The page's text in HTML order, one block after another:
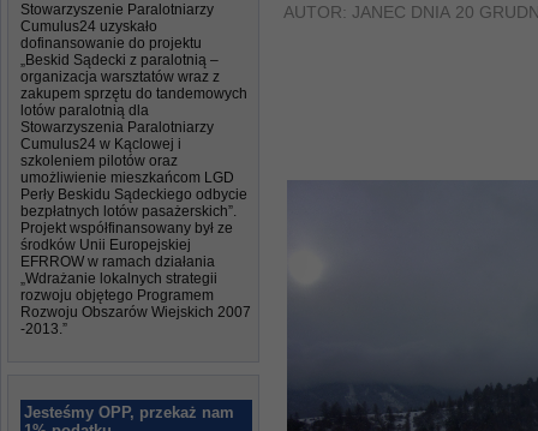
Stowarzyszenie Paralotniarzy
Cumulus24 uzyskało
dofinansowanie do projektu
„Beskid Sądecki z paralotnią –
organizacja warsztatów wraz z
zakupem sprzętu do tandemowych
lotów paralotnią dla
Stowarzyszenia Paralotniarzy
Cumulus24 w Kąclowej i
szkoleniem pilotów oraz
umożliwienie mieszkańcom LGD
Perły Beskidu Sądeckiego odbycie
bezpłatnych lotów pasażerskich”.
Projekt współfinansowany był ze
środków Unii Europejskiej
EFRROW w ramach działania
„Wdrażanie lokalnych strategii
rozwoju objętego Programem
Rozwoju Obszarów Wiejskich 2007
-2013.”
Jesteśmy OPP, przekaż nam
AUTOR: JANEC DNIA 20